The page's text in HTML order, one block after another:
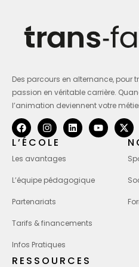
Des parcours en alternance, pour
passion en véritable carrière.
l’animation deviennent votre
L’ÉCOLE
Les avantages
L’équipe pédagogique
Partenariats
Tarifs & financements
Infos Pratiques
RESSOURCES